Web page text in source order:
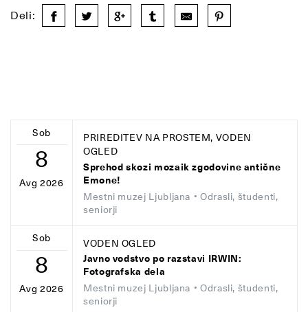
Deli:
Sob
8
Avg 2026
PRIREDITEV NA PROSTEM, VODEN
OGLED
Sprehod skozi mozaik zgodovine antične
Emone!
Mestni muzej Ljubljana • Odrasli, študenti,
seniorji
Sob
8
Avg 2026
VODEN OGLED
Javno vodstvo po razstavi IRWIN:
Fotografska dela
Mestni muzej Ljubljana • Odrasli, študenti,
seniorji